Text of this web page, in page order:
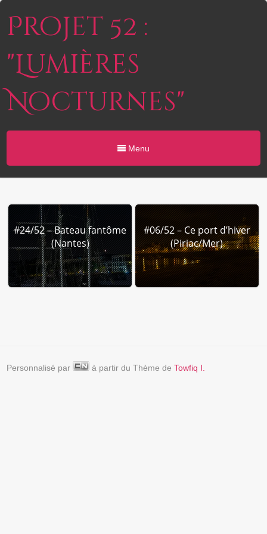
Projet 52 :
"Lumières
Nocturnes"
Menu
#24/52 – Bateau fantôme
(Nantes)
#06/52 – Ce port d’hiver
(Piriac/Mer)
Personnalisé par à partir du Thème deTowfiq I.